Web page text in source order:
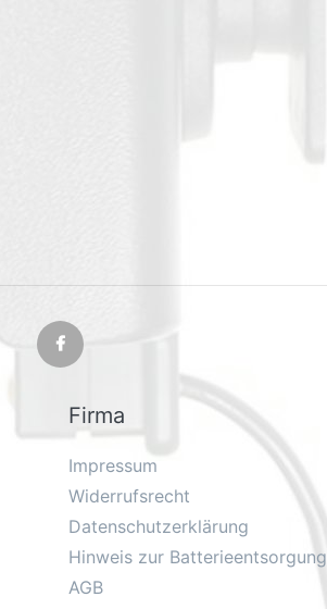
Firma
Impressum
Widerrufsrecht
Datenschutzerklärung
Hinweis zur Batterieentsorgung
AGB